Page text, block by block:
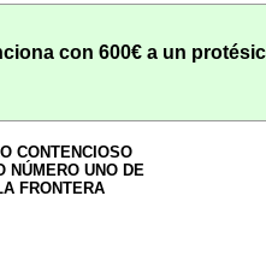
con 600€ a un
CONTENCIOSO
NÚMERO UNO DE
FRONTERA